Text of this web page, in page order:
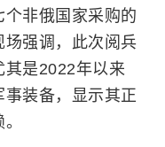
非俄国家采购的
强调，此次阅兵
其是2022年以来
装备，显示其正